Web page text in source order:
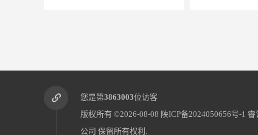
您是第3863003位访客
版权所有 ©2026-08-08 陕ICP备2024050656号-1 睿
公司 保留所有权利.